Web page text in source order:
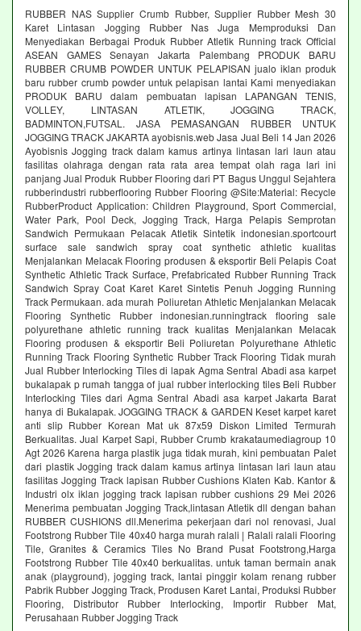
RUBBER NAS Supplier Crumb Rubber, Supplier Rubber Mesh 30
Karet Lintasan Jogging Rubber Nas Juga Memproduksi Dan
Menyediakan Berbagai Produk Rubber Atletik Running track Official
ASEAN GAMES Senayan Jakarta Palembang PRODUK BARU
RUBBER CRUMB POWDER UNTUK PELAPISAN jualo iklan produk
baru rubber crumb powder untuk pelapisan lantai Kami menyediakan
PRODUK BARU dalam pembuatan lapisan LAPANGAN TENIS,
VOLLEY, LINTASAN ATLETIK, JOGGING TRACK,
BADMINTON,FUTSAL. JASA PEMASANGAN RUBBER UNTUK
JOGGING TRACK JAKARTA ayobisnis.web Jasa Jual Beli 14 Jan 2026
Ayobisnis Jogging track dalam kamus artinya lintasan lari laun atau
fasilitas olahraga dengan rata rata area tempat olah raga lari ini
panjang Jual Produk Rubber Flooring dari PT Bagus Unggul Sejahtera
rubberindustri rubberflooring Rubber Flooring @Site:Material: Recycle
RubberProduct Application: Children Playground, Sport Commercial,
Water Park, Pool Deck, Jogging Track, Harga Pelapis Semprotan
Sandwich Permukaan Pelacak Atletik Sintetik indonesian.sportcourt
surface sale sandwich spray coat synthetic athletic kualitas
Menjalankan Melacak Flooring produsen & eksportir Beli Pelapis Coat
Synthetic Athletic Track Surface, Prefabricated Rubber Running Track
Sandwich Spray Coat Karet Karet Sintetis Penuh Jogging Running
Track Permukaan. ada murah Poliuretan Athletic Menjalankan Melacak
Flooring Synthetic Rubber indonesian.runningtrack flooring sale
polyurethane athletic running track kualitas Menjalankan Melacak
Flooring produsen & eksportir Beli Poliuretan Polyurethane Athletic
Running Track Flooring Synthetic Rubber Track Flooring Tidak murah
Jual Rubber Interlocking Tiles di lapak Agma Sentral Abadi asa karpet
bukalapak p rumah tangga of jual rubber interlocking tiles Beli Rubber
Interlocking Tiles dari Agma Sentral Abadi asa karpet Jakarta Barat
hanya di Bukalapak. JOGGING TRACK & GARDEN Keset karpet karet
anti slip Rubber Korean Mat uk 87x59 Diskon Limited Termurah
Berkualitas. Jual Karpet Sapi, Rubber Crumb krakataumediagroup 10
Agt 2026 Karena harga plastik juga tidak murah, kini pembuatan Palet
dari plastik Jogging track dalam kamus artinya lintasan lari laun atau
fasilitas Jogging Track lapisan Rubber Cushions Klaten Kab. Kantor &
Industri olx iklan jogging track lapisan rubber cushions 29 Mei 2026
Menerima pembuatan Jogging Track,lintasan Atletik dll dengan bahan
RUBBER CUSHIONS dll.Menerima pekerjaan dari nol renovasi, Jual
Footstrong Rubber Tile 40x40 harga murah ralali | Ralali ralali Flooring
Tile, Granites & Ceramics Tiles No Brand Pusat Footstrong,Harga
Footstrong Rubber Tile 40x40 berkualitas. untuk taman bermain anak
anak (playground), jogging track, lantai pinggir kolam renang rubber
Pabrik Rubber Jogging Track, Produsen Karet Lantai, Produksi Rubber
Flooring, Distributor Rubber Interlocking, Importir Rubber Mat,
Perusahaan Rubber Jogging Track